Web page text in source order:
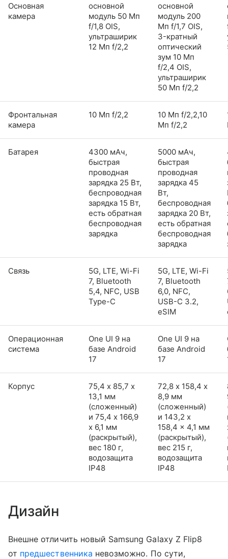
Основная
камера
основной
модуль 50 Мп
f/1,8 OIS,
ультраширик
12 Мп f/2,2
основной
модуль 200
Мп f/1,7 OIS,
3-кратный
оптический
зум 10 Мп
f/2,4 OIS,
ультраширик
50 Мп f/2,2
Фронтальная
камера
10 Мп f/2,2
10 Мп f/2,2,10
Мп f/2,2
Батарея
4300 мАч,
быстрая
проводная
зарядка 25 Вт,
беспроводная
зарядка 15 Вт,
есть обратная
беспроводная
зарядка
5000 мАч,
быстрая
проводная
зарядка 45
Вт,
беспроводная
зарядка 20 Вт,
есть обратная
беспроводная
зарядка
Связь
5G, LTE, Wi-Fi
7, Bluetooth
5,4, NFC, USB
Type-C
5G, LTE, Wi-Fi
7, Bluetooth
6,0, NFC,
USB-C 3.2,
eSIM
Операционная
система
One UI 9 на
базе Android
17
One UI 9 на
базе Android
17
Корпус
75,4 х 85,7 х
13,1 мм
(сложенный)
и 75,4 x 166,9
x 6,1 мм
(раскрытый),
вес 180 г,
водозащита
IP48
72,8 х 158,4 х
8,9 мм
(сложенный)
и 143,2 x
158,4 x 4,1 мм
(раскрытый),
вес 215 г,
водозащита
IP48
Дизайн
Внешне отличить новый Samsung Galaxy Z Flip8
от предшественника невозможно. По сути,